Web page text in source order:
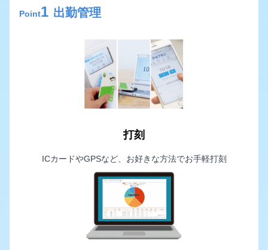
Point1 出勤管理
打刻
ICカードやGPSなど、お好きな方法でお手軽打刻